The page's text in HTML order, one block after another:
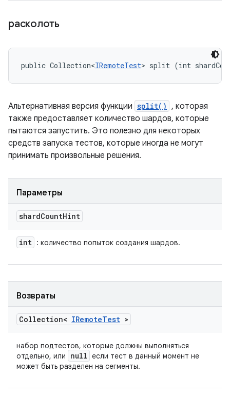
расколоть
public Collection<IRemoteTest> split (int
Альтернативная версия функции split() , которая
также предоставляет количество шардов, которые
пытаются запустить. Это полезно для некоторых
средств запуска тестов, которые иногда не могут
принимать произвольные решения.
Параметры
shardCountHint
int : количество попыток создания шардов.
Возвраты
Collection< IRemoteTest >
набор подтестов, которые должны выполняться
отдельно, или
null если тест в данный момент не
может быть разделен на сегменты.